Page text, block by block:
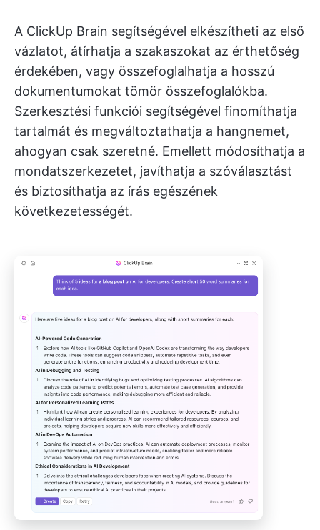
A ClickUp Brain segítségével elkészítheti az első
vázlatot, átírhatja a szakaszokat az érthetőség
érdekében, vagy összefoglalhatja a hosszú
dokumentumokat tömör összefoglalókba.
Szerkesztési funkciói segítségével finomíthatja
tartalmát és megváltoztathatja a hangnemet,
ahogyan csak szeretné. Emellett módosíthatja a
mondatszerkezetet, javíthatja a szóválasztást
és biztosíthatja az írás egészének
következetességét.